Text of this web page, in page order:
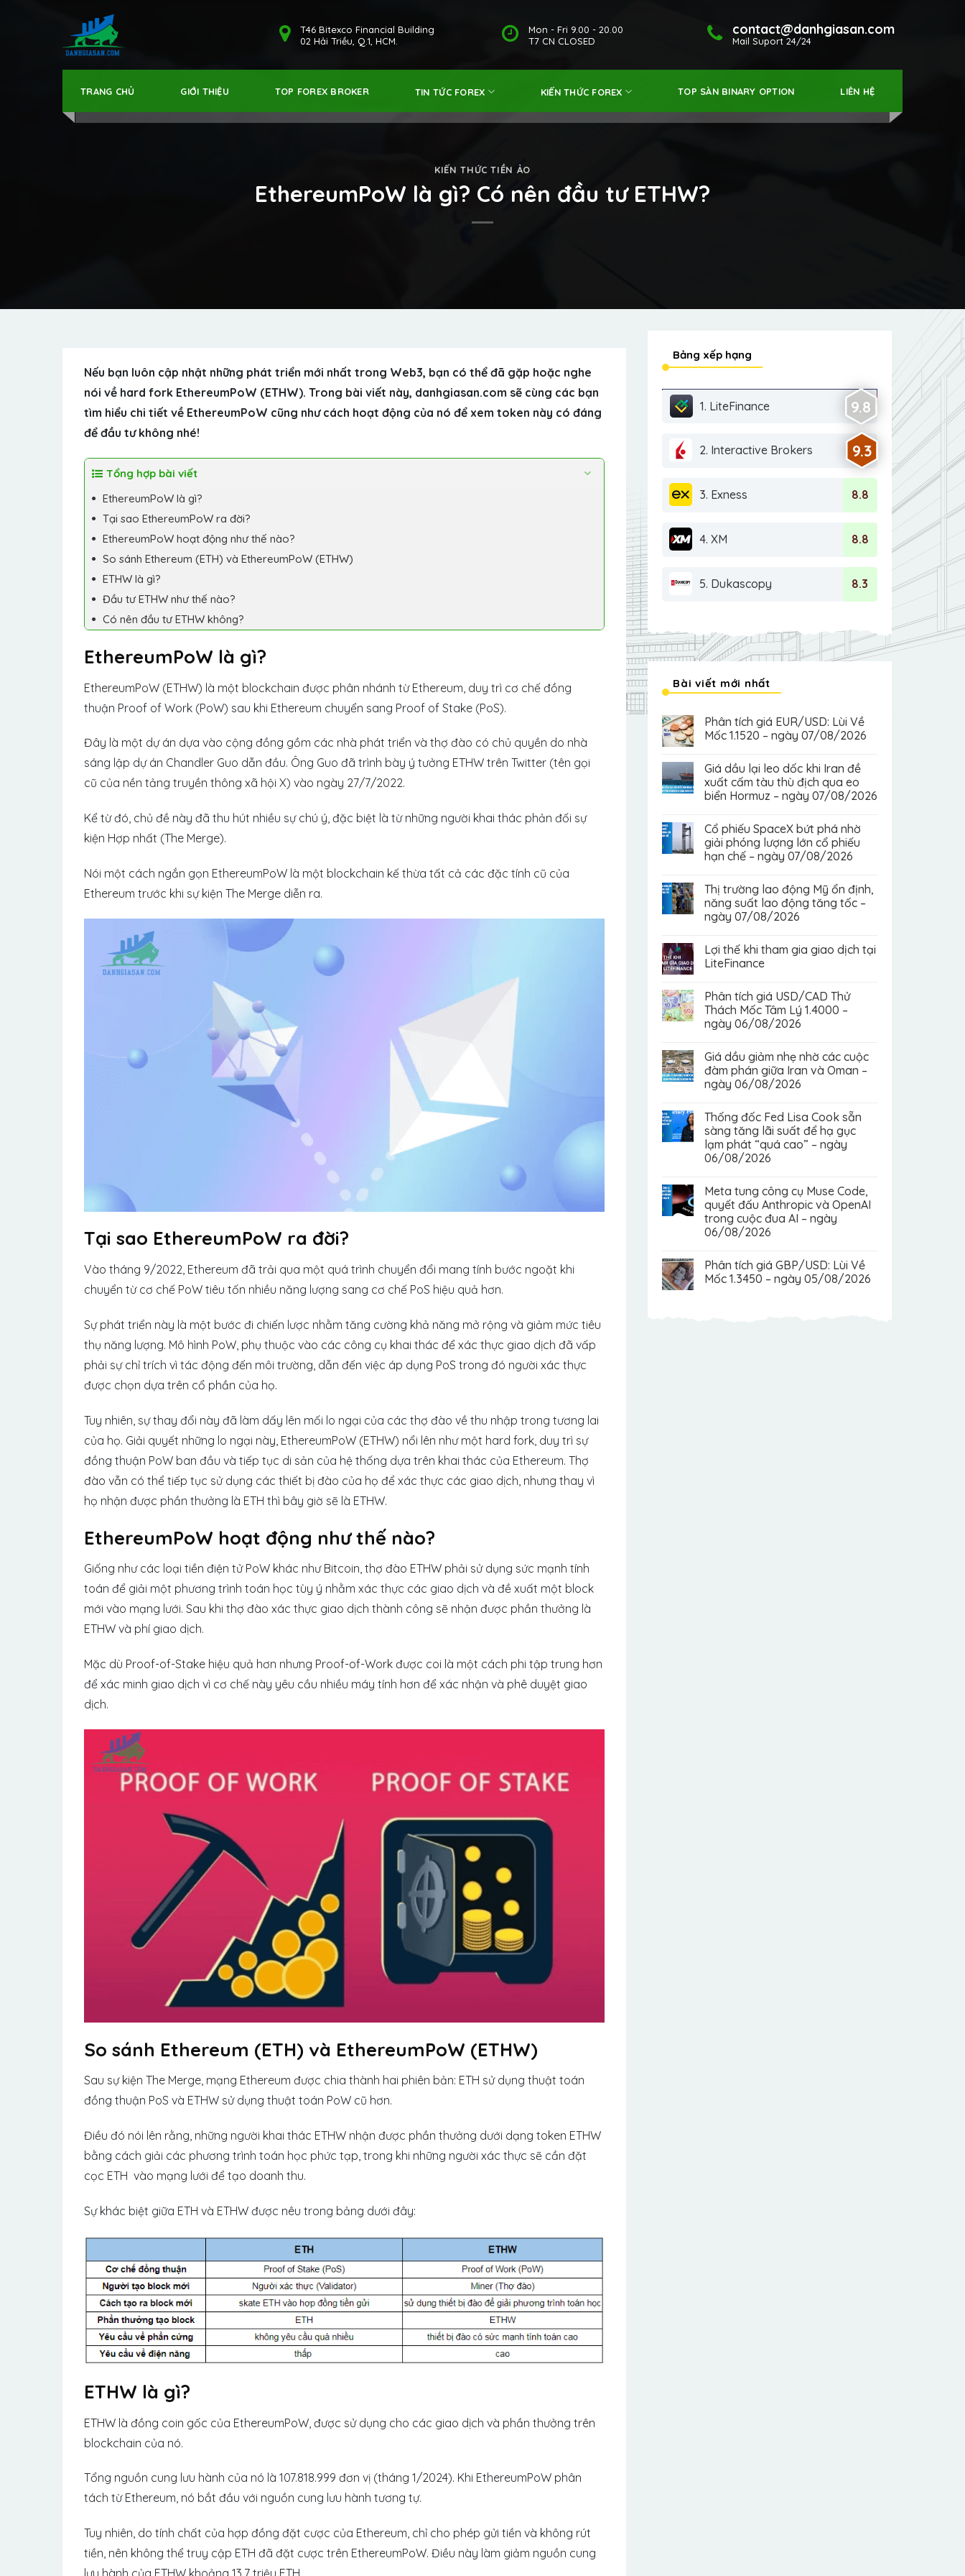
contact@danhgiasan.com
Mail Suport 24/24
Mon - Fri 9.00 - 20.00
T7 CN CLOSED
T46 Bitexco Financial Building
02 Hải Triều, Q.1, HCM.
TRANG CHỦ GIỚI THIỆU TOP FOREX BROKER TIN TỨC FOREX KIẾN THỨC FOREX TOP SÀN BINARY OPTION LIÊN HỆ
KIẾN THỨC TIỀN ẢO
EthereumPoW là gì? Có nên đầu tư ETHW?
Nếu bạn luôn cập nhật những phát triển mới nhất trong Web3, bạn có thể đã gặp hoặc nghe
nói về hard fork EthereumPoW (ETHW). Trong bài viết này, danhgiasan.com sẽ cùng các bạn
tìm hiểu chi tiết về EthereumPoW cũng như cách hoạt động của nó để xem token này có đáng
để đầu tư không nhé!
Tổng hợp bài viết
EthereumPoW là gì?
Tại sao EthereumPoW ra đời?
EthereumPoW hoạt động như thế nào?
So sánh Ethereum (ETH) và EthereumPoW (ETHW)
ETHW là gì?
Đầu tư ETHW như thế nào?
Có nên đầu tư ETHW không?
EthereumPoW là gì?
EthereumPoW (ETHW) là một blockchain được phân nhánh từ Ethereum, duy trì cơ chế đồng
thuận Proof of Work (PoW) sau khi Ethereum chuyển sang Proof of Stake (PoS).
Đây là một dự án dựa vào cộng đồng gồm các nhà phát triển và thợ đào có chủ quyền do nhà
sáng lập dự án Chandler Guo dẫn đầu. Ông Guo đã trình bày ý tưởng ETHW trên Twitter (tên gọi
cũ của nền tảng truyền thông xã hội X) vào ngày 27/7/2022.
Kể từ đó, chủ đề này đã thu hút nhiều sự chú ý, đặc biệt là từ những người khai thác phản đối sự
kiện Hợp nhất (The Merge).
Nói một cách ngắn gọn EthereumPoW là một blockchain kế thừa tất cả các đặc tính cũ của
Ethereum trước khi sự kiện The Merge diễn ra.
Tại sao EthereumPoW ra đời?
Vào tháng 9/2022, Ethereum đã trải qua một quá trình chuyển đổi mang tính bước ngoặt khi
chuyển từ cơ chế PoW tiêu tốn nhiều năng lượng sang cơ chế PoS hiệu quả hơn.
Sự phát triển này là một bước đi chiến lược nhằm tăng cường khả năng mở rộng và giảm mức tiêu
thụ năng lượng. Mô hình PoW, phụ thuộc vào các công cụ khai thác để xác thực giao dịch đã vấp
phải sự chỉ trích vì tác động đến môi trường, dẫn đến việc áp dụng PoS trong đó người xác thực
được chọn dựa trên cổ phần của họ.
Tuy nhiên, sự thay đổi này đã làm dấy lên mối lo ngại của các thợ đào về thu nhập trong tương lai
của họ. Giải quyết những lo ngại này, EthereumPoW (ETHW) nổi lên như một hard fork, duy trì sự
đồng thuận PoW ban đầu và tiếp tục di sản của hệ thống dựa trên khai thác của Ethereum. Thợ
đào vẫn có thể tiếp tục sử dụng các thiết bị đào của họ để xác thực các giao dịch, nhưng thay vì
họ nhận được phần thưởng là ETH thì bây giờ sẽ là ETHW.
EthereumPoW hoạt động như thế nào?
Giống như các loại tiền điện tử PoW khác như Bitcoin, thợ đào ETHW phải sử dụng sức mạnh tính
toán để giải một phương trình toán học tùy ý nhằm xác thực các giao dịch và đề xuất một block
mới vào mạng lưới. Sau khi thợ đào xác thực giao dịch thành công sẽ nhận được phần thưởng là
ETHW và phí giao dịch.
Mặc dù Proof-of-Stake hiệu quả hơn nhưng Proof-of-Work được coi là một cách phi tập trung hơn
để xác minh giao dịch vì cơ chế này yêu cầu nhiều máy tính hơn để xác nhận và phê duyệt giao
dịch.
So sánh Ethereum (ETH) và EthereumPoW (ETHW)
Sau sự kiện The Merge, mạng Ethereum được chia thành hai phiên bản: ETH sử dụng thuật toán
đồng thuận PoS và ETHW sử dụng thuật toán PoW cũ hơn.
Điều đó nói lên rằng, những người khai thác ETHW nhận được phần thưởng dưới dạng token ETHW
bằng cách giải các phương trình toán học phức tạp, trong khi những người xác thực sẽ cần đặt
cọc ETH vào mạng lưới để tạo doanh thu.
Sự khác biệt giữa ETH và ETHW được nêu trong bảng dưới đây:
ETHW là gì?
ETHW là đồng coin gốc của EthereumPoW, được sử dụng cho các giao dịch và phần thưởng trên
blockchain của nó.
Tổng nguồn cung lưu hành của nó là 107.818.999 đơn vị (tháng 1/2024). Khi EthereumPoW phân
tách từ Ethereum, nó bắt đầu với nguồn cung lưu hành tương tự.
Tuy nhiên, do tính chất của hợp đồng đặt cược của Ethereum, chỉ cho phép gửi tiền và không rút
tiền, nên không thể truy cập ETH đã đặt cược trên EthereumPoW. Điều này làm giảm nguồn cung
Bảng xếp hạng
1. LiteFinance 9.8
2. Interactive Brokers 9.3
3. Exness 8.8
4. XM 8.8
5. Dukascopy 8.3
Bài viết mới nhất
Phân tích giá EUR/USD: Lùi Về
Mốc 1.1520 – ngày 07/08/2026
Giá dầu lại leo dốc khi Iran đề
xuất cấm tàu thù địch qua eo
biển Hormuz – ngày 07/08/2026
Cổ phiếu SpaceX bứt phá nhờ
giải phóng lượng lớn cổ phiếu
hạn chế – ngày 07/08/2026
Thị trường lao động Mỹ ổn định,
năng suất lao động tăng tốc –
ngày 07/08/2026
Lợi thế khi tham gia giao dịch tại
LiteFinance
Phân tích giá USD/CAD Thử
Thách Mốc Tâm Lý 1.4000 –
ngày 06/08/2026
Giá dầu giảm nhẹ nhờ các cuộc
đàm phán giữa Iran và Oman –
ngày 06/08/2026
Thống đốc Fed Lisa Cook sẵn
sàng tăng lãi suất để hạ gục
lạm phát “quá cao” – ngày
06/08/2026
Meta tung công cụ Muse Code,
quyết đấu Anthropic và OpenAI
trong cuộc đua AI – ngày
06/08/2026
Phân tích giá GBP/USD: Lùi Về
Mốc 1.3450 – ngày 05/08/2026